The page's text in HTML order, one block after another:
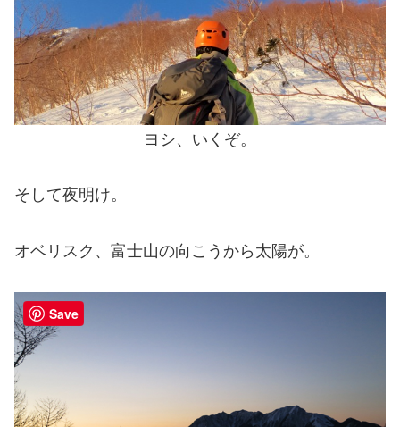
ヨシ、いくぞ。
そして夜明け。
オベリスク、富士山の向こうから太陽が。
Save